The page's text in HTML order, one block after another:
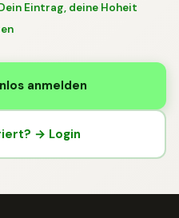
Eintrag, deine Hoheit
anmelden
→ Login